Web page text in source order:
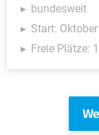
bundesweit
Start:
Freie Plätze: 1